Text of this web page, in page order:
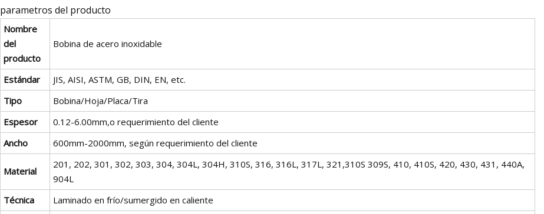
parametros del producto
Nombre
del
producto
Bobina de acero inoxidable
Estándar
JIS, AISI, ASTM, GB, DIN, EN, etc.
Tipo
Bobina/Hoja/Placa/Tira
Espesor
0.12-6.00mm,o requerimiento del cliente
Ancho
600mm-2000mm, según requerimiento del cliente
Material
201, 202, 301, 302, 303, 304, 304L, 304H, 310S, 316, 316L, 317L, 321,310S 309S, 410, 410S, 420, 430, 431, 440A,
904L
Técnica
Laminado en frío/sumergido en caliente